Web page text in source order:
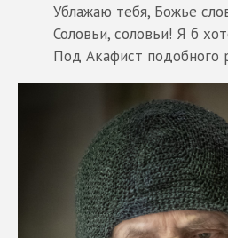
Ублажаю тебя, Божье
Соловьи, соловьи! Я б
Под Акафист подобного